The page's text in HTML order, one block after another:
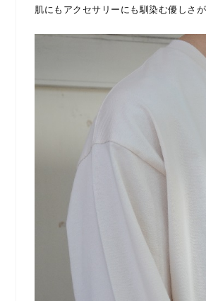
肌にもアクセサリーにも馴染む優しさが